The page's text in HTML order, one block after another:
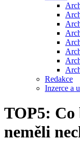
Redakce
Inzerce a
TOP5: Co
neměli